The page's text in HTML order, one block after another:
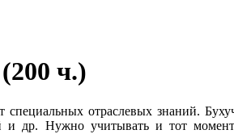
ч.)
специальных отраслевых знаний.
др. Нужно учитывать и тот